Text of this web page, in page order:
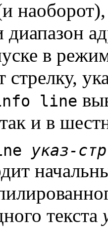
диапазон
в
стрелку,
line
и в
указ-стр
текста